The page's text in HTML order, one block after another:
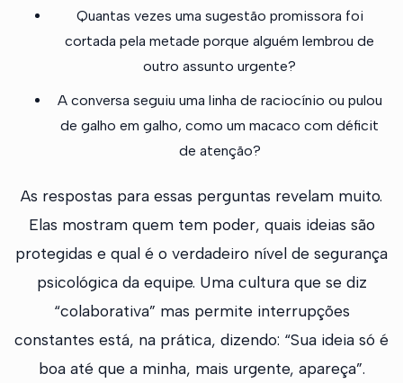
Quantas vezes uma sugestão promissora foi
cortada pela metade porque alguém lembrou de
outro assunto urgente?
A conversa seguiu uma linha de raciocínio ou pulou
de galho em galho, como um macaco com déficit
de atenção?
As respostas para essas perguntas revelam muito.
Elas mostram quem tem poder, quais ideias são
protegidas e qual é o verdadeiro nível de segurança
psicológica da equipe. Uma cultura que se diz
“colaborativa” mas permite interrupções
constantes está, na prática, dizendo: “Sua ideia só é
boa até que a minha, mais urgente, apareça”.